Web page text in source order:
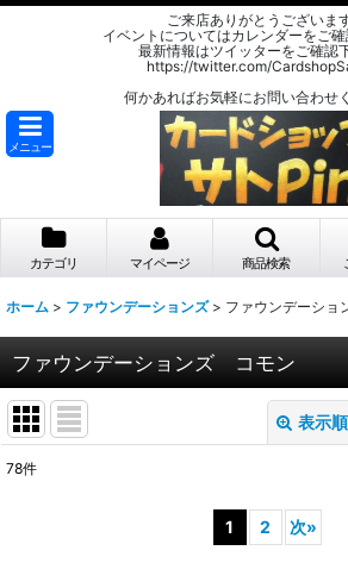
ご来店ありがとうございます
イベントについてはカレンダーをご確
最新情報はツイッターをご確認
https://twitter.com/
何かあればお気軽にお問い合わせ
メニュー
カテゴリ マイページ 商品検索
ホーム > ファウンデーションズ > ファウンデーシ
ファウンデーションズ コモン
表示
78件
1 2 次»